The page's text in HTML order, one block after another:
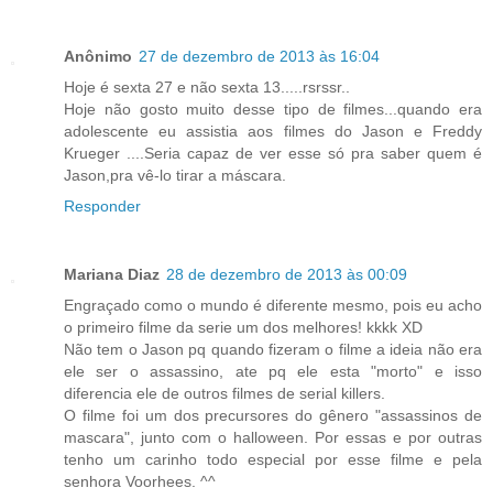
Anônimo 27 de dezembro de 2013 às 16:04
Hoje é sexta 27 e não sexta 13.....rsrssr..
Hoje não gosto muito desse tipo de filmes...quando era
adolescente eu assistia aos filmes do Jason e Freddy
Krueger ....Seria capaz de ver esse só pra saber quem é
Jason,pra vê-lo tirar a máscara.
Responder
Mariana Diaz 28 de dezembro de 2013 às 00:09
Engraçado como o mundo é diferente mesmo, pois eu acho
o primeiro filme da serie um dos melhores! kkkk XD
Não tem o Jason pq quando fizeram o filme a ideia não era
ele ser o assassino, ate pq ele esta "morto" e isso
diferencia ele de outros filmes de serial killers.
O filme foi um dos precursores do gênero "assassinos de
mascara", junto com o halloween. Por essas e por outras
tenho um carinho todo especial por esse filme e pela
senhora Voorhees. ^^